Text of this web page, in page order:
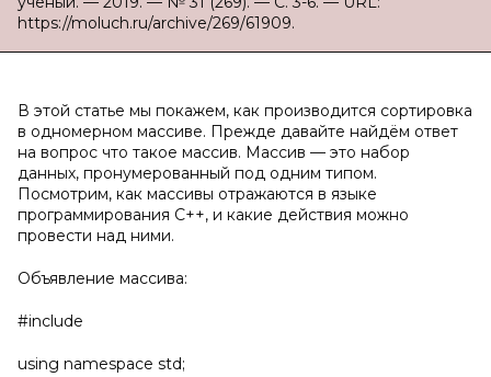
https://moluch.ru/archive/269/61909.
В этой статье мы покажем, как производится сортировка
в одномерном массиве. Прежде давайте найдём ответ
на вопрос что такое массив. Массив — это набор
данных, пронумерованный под одним типом.
Посмотрим, как массивы отражаются в языке
программирования C++, и какие действия можно
провести над ними.
Объявление массива:
#include
using namespace std;